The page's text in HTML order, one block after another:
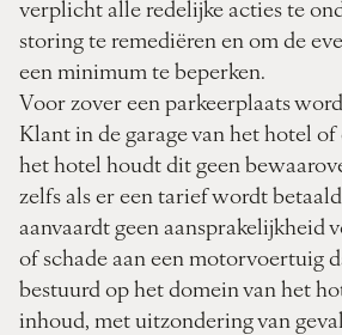
verplicht alle redelijke acties te
storing te remediëren en om de
een minimum te beperken.
Voor zover een parkeerplaats
Klant in de garage van het hotel
het hotel houdt dit geen
zelfs als er een tarief wordt
aanvaardt geen aansprakelijkheid
of schade aan een motorvoertuig
bestuurd op het domein van het
inhoud, met uitzondering van